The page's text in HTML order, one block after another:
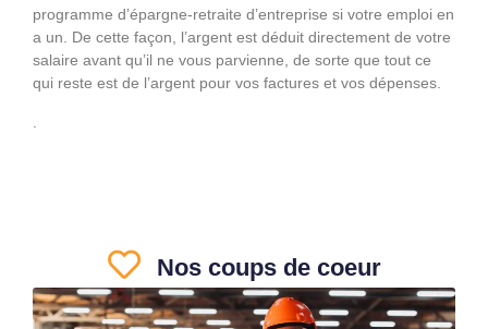
programme d’épargne-retraite d’entreprise si votre emploi en
a un. De cette façon, l’argent est déduit directement de votre
salaire avant qu’il ne vous parvienne, de sorte que tout ce
qui reste est de l’argent pour vos factures et vos dépenses.
Nos coups de coeur